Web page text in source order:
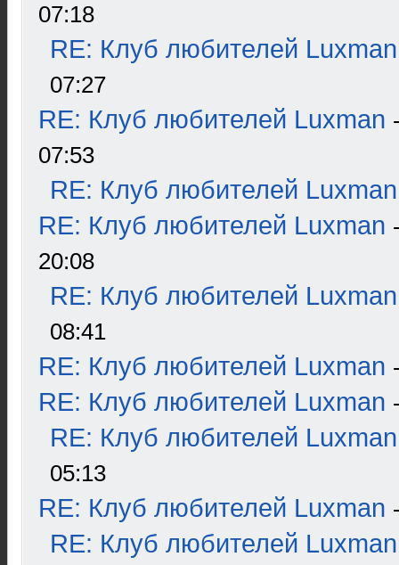
07:18
RE: Клуб любителей Luxman
07:27
RE: Клуб любителей Luxman
07:53
RE: Клуб любителей Luxman
RE: Клуб любителей Luxman
20:08
RE: Клуб любителей Luxman
08:41
RE: Клуб любителей Luxman
RE: Клуб любителей Luxman
RE: Клуб любителей Luxman
05:13
RE: Клуб любителей Luxman
RE: Клуб любителей Luxman